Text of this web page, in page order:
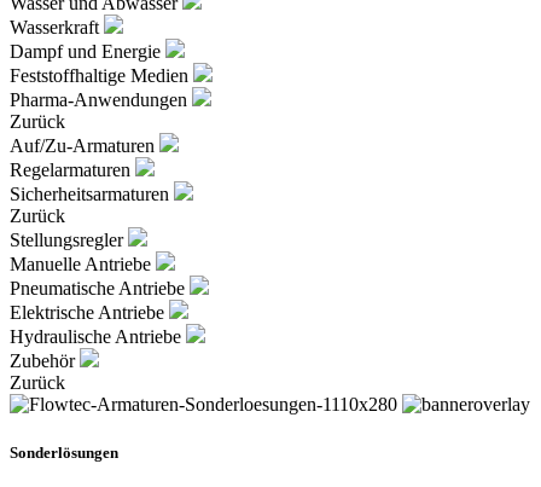
Wasserkraft
Dampf und Energie
Feststoffhaltige Medien
Pharma-Anwendungen
Zurück
Auf/Zu-Armaturen
Regelarmaturen
Sicherheitsarmaturen
Zurück
Stellungsregler
Manuelle Antriebe
Pneumatische Antriebe
Elektrische Antriebe
Hydraulische Antriebe
Zubehör
Zurück
Sonderlösungen